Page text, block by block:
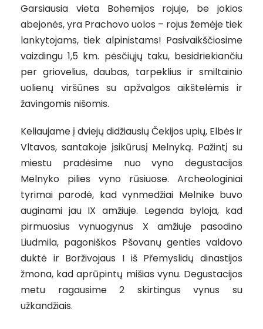
Garsiausia vieta Bohemijos rojuje, be jokios
abejonės, yra Prachovo uolos – rojus žemėje tiek
lankytojams, tiek alpinistams! Pasivaikščiosime
vaizdingu 1,5 km. pėsčiųjų taku, besidriekiančiu
per griovelius, daubas, tarpeklius ir smiltainio
uolienų viršūnes su apžvalgos aikštelėmis ir
žavingomis nišomis.
Keliaujame į dviejų didžiausių Čekijos upių, Elbės ir
Vltavos, santakoje įsikūrusį Melnyką. Pažintį su
miestu pradėsime nuo vyno degustacijos
Melnyko pilies vyno rūsiuose. Archeologiniai
tyrimai parodė, kad vynmedžiai Melnike buvo
auginami jau IX amžiuje. Legenda byloja, kad
pirmuosius vynuogynus X amžiuje pasodino
Liudmila, pagoniškos Pšovanų genties valdovo
duktė ir Borživojaus I iš Přemyslidų dinastijos
žmona, kad aprūpintų mišias vynu. Degustacijos
metu ragausime 2 skirtingus vynus su
užkandžiais.